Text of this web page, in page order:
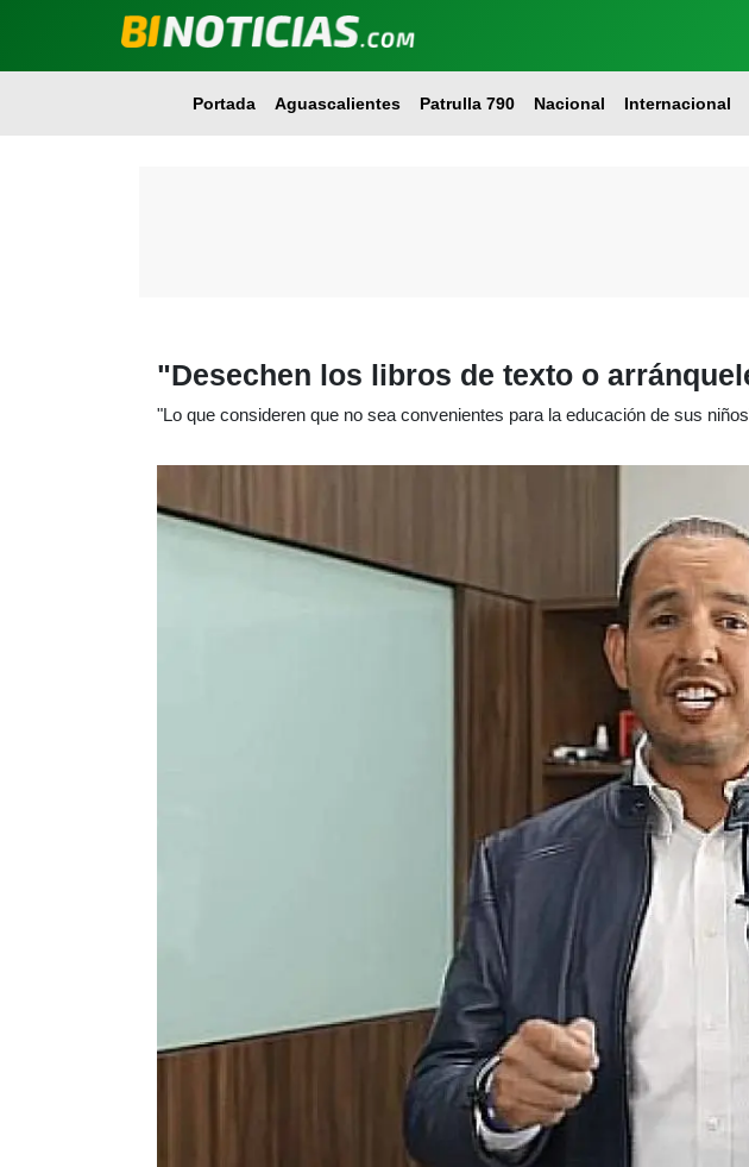
Portada Aguascalientes Patrulla 790 Nacional Internacional
"Desechen los libros de texto o
"Lo que consideren que no sea convenientes para la educación de sus